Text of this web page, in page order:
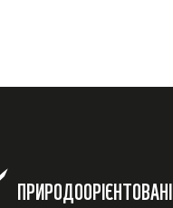
ПРИРОДООРІЄНТОВАНІ